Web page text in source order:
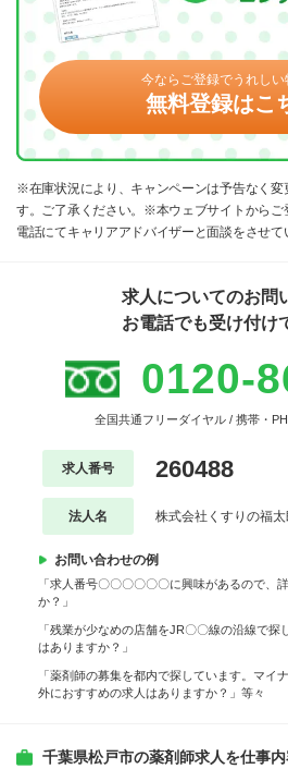
今ならご登録でうれしい
無料登録はこ
※在庫状況により、キャンペーンは予告なく変
す。ご了承ください。※本ウェブサイトからご
電話にてキャリアアドバイザーと面談をさせて
求人についてのお問
お電話でも受け付け
0120-
全国共通フリーダイヤル / 携帯・
求人番号 260488
法人名 株式会社くすりの福
お問い合わせの例
「求人番号〇〇〇〇〇〇に興味があるので、
か？」
「残業が少なめの店舗をJR〇〇線の沿線で
はありますか？」
「薬剤師の募集を都内で探しています。マイ
外におすすめの求人はありますか？」等々
千葉県松戸市の薬剤師求人を仕事